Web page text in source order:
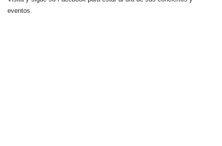
eventos.